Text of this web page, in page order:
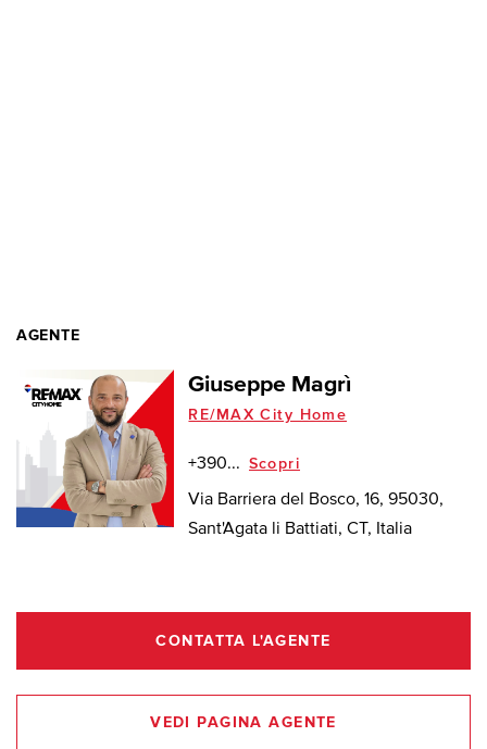
AGENTE
Giuseppe Magrì
RE/MAX City Home
+390... Scopri
Via Barriera del Bosco, 16, 95030,
Sant'Agata li Battiati, CT, Italia
CONTATTA L'AGENTE
VEDI PAGINA AGENTE